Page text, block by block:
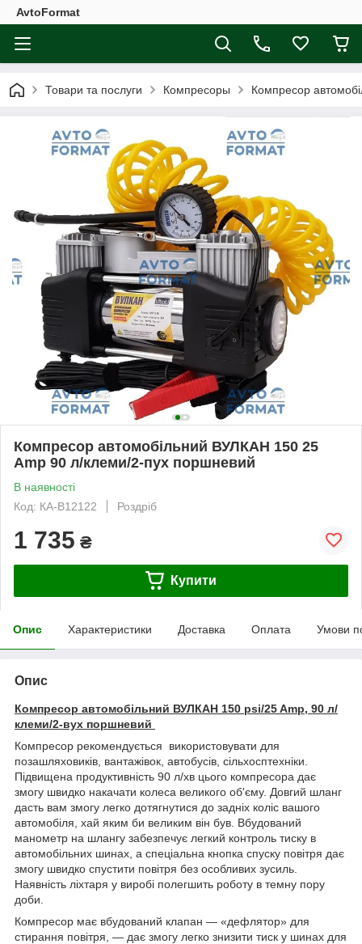
AvtoFormat
Товари та послуги Компресоры Компресор
Компресор автомобільний ВУЛКАН 150 25
Amp 90 л/клеми/2-пух поршневий
В наявності
Код: КА-В12122
Роздріб
1 735 ₴
Купити
Опис Характеристики Доставка Оплата Умови
Опис
Компресор автомобільний ВУЛКАН 150 psi/25 Amp, 90 л/
клеми/2-вух поршневий
Компресор рекомендується використовувати для
позашляховиків, вантажівок, автобусів, сільхосптехніки.
Підвищена продуктивність 90 л/хв цього компресора дає
змогу швидко накачати колеса великого об'єму. Довгий шланг
дасть вам змогу легко дотягнутися до задніх коліс вашого
автомобіля, хай яким би великим він був. Вбудований
манометр на шлангу забезпечує легкий контроль тиску в
автомобільних шинах, а спеціальна кнопка спуску повітря дає
змогу швидко спустити повітря без особливих зусиль.
Наявність ліхтаря у виробі полегшить роботу в темну пору
доби.
Компресор має вбудований клапан — «дефлятор» для
стирання повітря, — дає змогу легко знизити тиск у шинах для